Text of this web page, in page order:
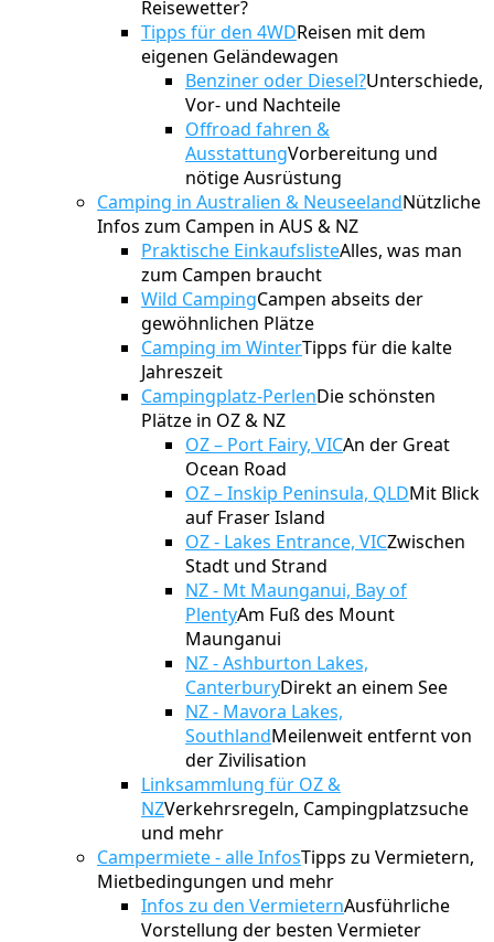
Reisewetter?
Tipps für den 4WDReisen mit dem
eigenen Geländewagen
Benziner oder Diesel?Unterschiede,
Vor- und Nachteile
Offroad fahren &
AusstattungVorbereitung und
nötige Ausrüstung
Camping in Australien & NeuseelandNützliche
Infos zum Campen in AUS & NZ
Praktische EinkaufslisteAlles, was man
zum Campen braucht
Wild CampingCampen abseits der
gewöhnlichen Plätze
Camping im WinterTipps für die kalte
Jahreszeit
Campingplatz-PerlenDie schönsten
Plätze in OZ & NZ
OZ – Port Fairy, VICAn der Great
Ocean Road
OZ – Inskip Peninsula, QLDMit Blick
auf Fraser Island
OZ - Lakes Entrance, VICZwischen
Stadt und Strand
NZ - Mt Maunganui, Bay of
PlentyAm Fuß des Mount
Maunganui
NZ - Ashburton Lakes,
CanterburyDirekt an einem See
NZ - Mavora Lakes,
SouthlandMeilenweit entfernt von
der Zivilisation
Linksammlung für OZ &
NZVerkehrsregeln, Campingplatzsuche
und mehr
Campermiete - alle InfosTipps zu Vermietern,
Mietbedingungen und mehr
Infos zu den VermieternAusführliche
Vorstellung der besten Vermieter